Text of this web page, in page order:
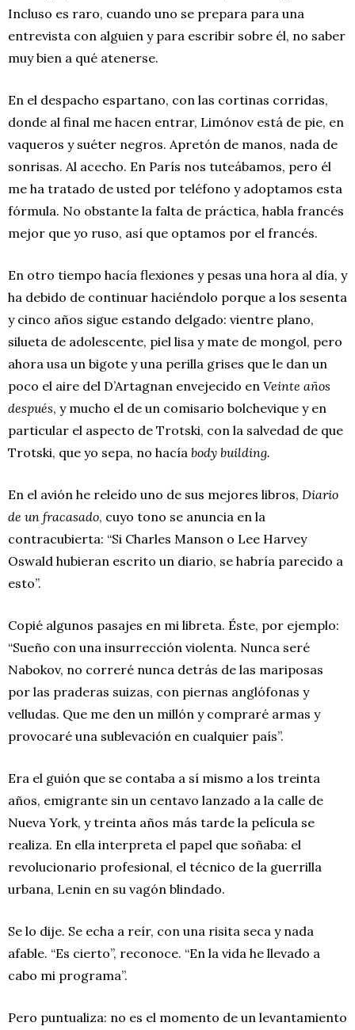
Incluso es raro, cuando uno se prepara para una
entrevista con alguien y para escribir sobre él, no saber
muy bien a qué atenerse.
En el despacho espartano, con las cortinas corridas,
donde al final me hacen entrar, Limónov está de pie, en
vaqueros y suéter negros. Apretón de manos, nada de
sonrisas. Al acecho. En París nos tuteábamos, pero él
me ha tratado de usted por teléfono y adoptamos esta
fórmula. No obstante la falta de práctica, habla francés
mejor que yo ruso, así que optamos por el francés.
En otro tiempo hacía flexiones y pesas una hora al día, y
ha debido de continuar haciéndolo porque a los sesenta
y cinco años sigue estando delgado: vientre plano,
silueta de adolescente, piel lisa y mate de mongol, pero
ahora usa un bigote y una perilla grises que le dan un
poco el aire del D’Artagnan envejecido en Veinte años
después, y mucho el de un comisario bolchevique y en
particular el aspecto de Trotski, con la salvedad de que
Trotski, que yo sepa, no hacía body building.
En el avión he releído uno de sus mejores libros, Diario
de un fracasado, cuyo tono se anuncia en la
contracubierta: “Si Charles Manson o Lee Harvey
Oswald hubieran escrito un diario, se habría parecido a
esto”.
Copié algunos pasajes en mi libreta. Éste, por ejemplo:
“Sueño con una insurrección violenta. Nunca seré
Nabokov, no correré nunca detrás de las mariposas
por las praderas suizas, con piernas anglófonas y
velludas. Que me den un millón y compraré armas y
provocaré una sublevación en cualquier país”.
Era el guión que se contaba a sí mismo a los treinta
años, emigrante sin un centavo lanzado a la calle de
Nueva York, y treinta años más tarde la película se
realiza. En ella interpreta el papel que soñaba: el
revolucionario profesional, el técnico de la guerrilla
urbana, Lenin en su vagón blindado.
Se lo dije. Se echa a reír, con una risita seca y nada
afable. “Es cierto”, reconoce. “En la vida he llevado a
cabo mi programa”.
Pero puntualiza: no es el momento de un levantamiento